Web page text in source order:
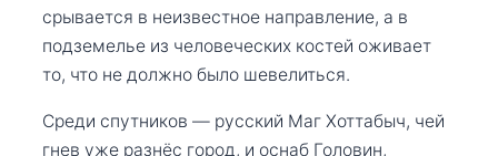
срывается в неизвестное направление, а в
подземелье из человеческих костей оживает
то, что не должно было шевелиться.
Среди спутников — русский Маг Хоттабыч, чей
гнев уже разнёс город, и оснаб Головин,